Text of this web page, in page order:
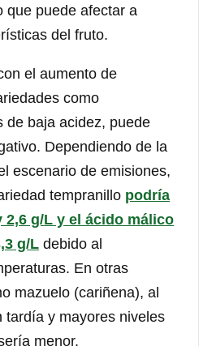
que puede afectar a
del fruto.
el aumento de
como
de baja acidez, puede
Dependiendo de la
escenario de emisiones,
tempranillo podría
g/L y el ácido málico
g/L debido al
En otras
mazuelo (cariñena), al
tardía y mayores niveles
menor.